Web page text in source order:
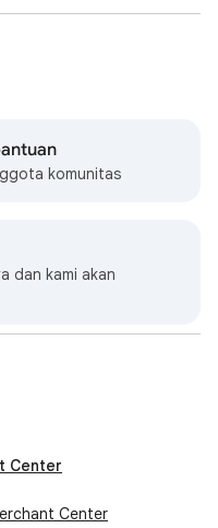
komunitas
dan kami akan
Center
Center